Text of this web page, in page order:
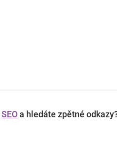
SEOa hledáte zpětné